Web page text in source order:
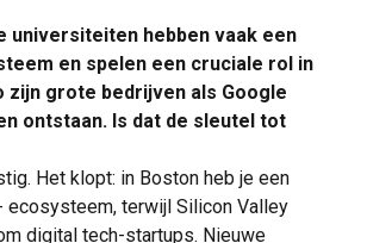
universiteiten hebben vaak een
en spelen een cruciale rol in
zijn grote bedrijven als Google
ontstaan. Is dat de sleutel tot
Het klopt: in Boston heb je een
ecosysteem, terwijl Silicon Valley
digital tech-startups. Nieuwe